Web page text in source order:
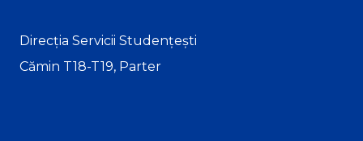
Direcția Servicii Studențești
Cămin T18-T19, Parter